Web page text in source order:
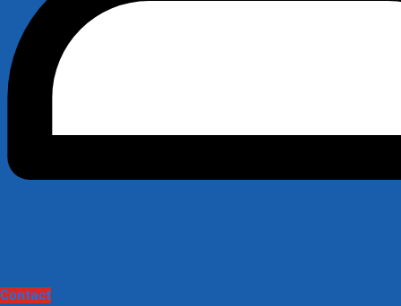
Contact